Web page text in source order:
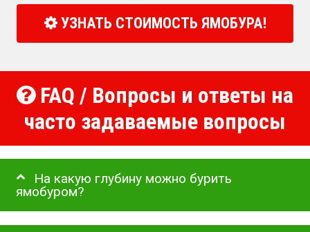
УЗНАТЬ СТОИМОСТЬ ЯМОБУРА!
FAQ / Вопросы и ответы на
часто задаваемые вопросы
На какую глубину можно бурить
ямобуром?